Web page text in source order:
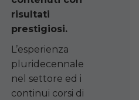
risultati
prestigiosi.
L’esperienza
pluridecennale
nel settore ed i
continui corsi di